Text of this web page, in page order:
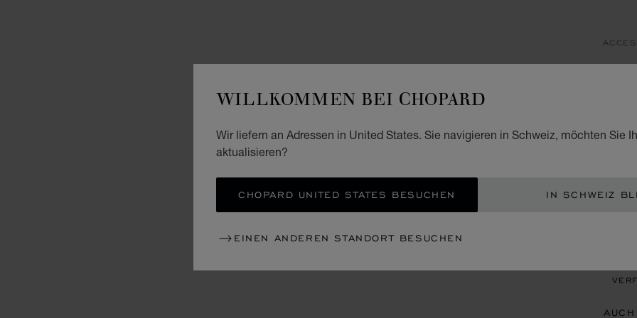
WILLKOMMEN BEI CHOPARD
Wir liefern an Adressen in United States. Sie navigieren in Schweiz, möchten Sie
aktualisieren?
CHOPARD UNITED STATES BESUCHEN IN SCHWEIZ
EINEN ANDEREN STANDORT BESUCHEN